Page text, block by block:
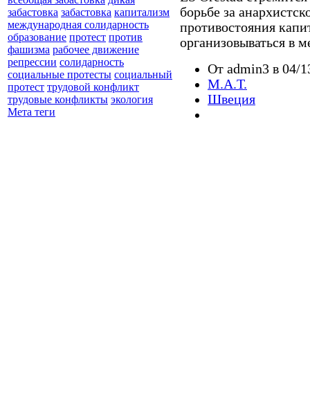
забастовка забастовка капитализм
международная солидарность
образование протест против
фашизма рабочее движение
репрессии солидарность
социальные протесты социальный
протест трудовой конфликт
трудовые конфликты экология
Мета теги
борьбе за
противостояния
организовываться в
От admin3 в 04/
М.А.Т.
Швеция